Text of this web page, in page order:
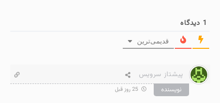
1 دیدگاه
قدیمی‌ترین
پیشتاز سرویس
نویسنده